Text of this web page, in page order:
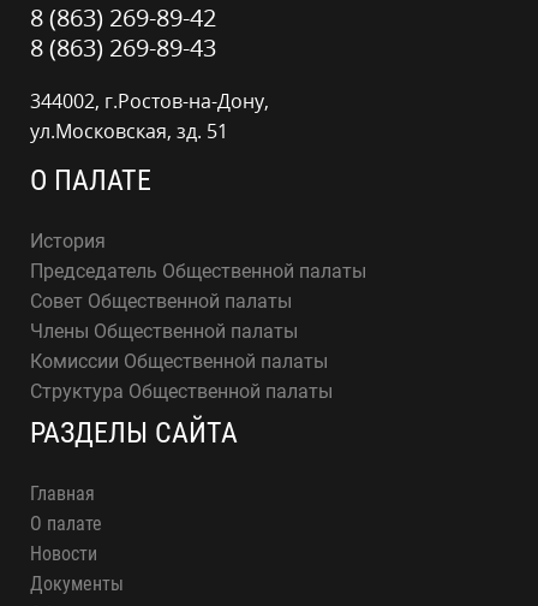
8 (863) 269-89-42
8 (863) 269-89-43
344002, г.Ростов-на-Дону,
ул.Московская, зд. 51
О ПАЛАТЕ
История
Председатель Общественной палаты
Совет Общественной палаты
Члены Общественной палаты
Комиссии Общественной палаты
Структура Общественной палаты
РАЗДЕЛЫ САЙТА
Главная
О палате
Новости
Документы